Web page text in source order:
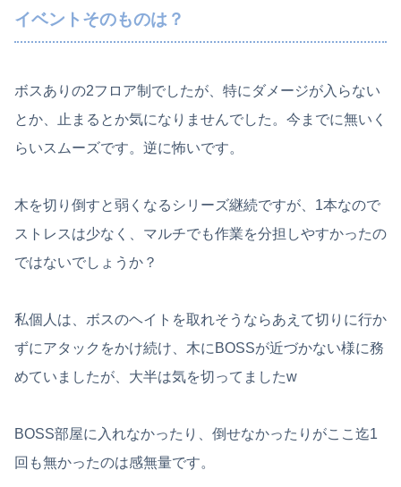
イベントそのものは？
ボスありの2フロア制でしたが、特にダメージが入らない
とか、止まるとか気になりませんでした。今までに無いく
らいスムーズです。逆に怖いです。
木を切り倒すと弱くなるシリーズ継続ですが、1本なので
ストレスは少なく、マルチでも作業を分担しやすかったの
ではないでしょうか？
私個人は、ボスのヘイトを取れそうならあえて切りに行か
ずにアタックをかけ続け、木にBOSSが近づかない様に務
めていましたが、大半は気を切ってましたw
BOSS部屋に入れなかったり、倒せなかったりがここ迄1
回も無かったのは感無量です。